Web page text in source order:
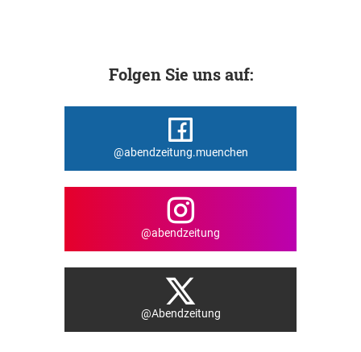
Folgen Sie uns auf:
@abendzeitung.muenchen
@abendzeitung
@Abendzeitung